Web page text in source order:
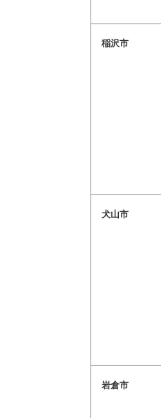
稲沢市
犬山市
岩倉市